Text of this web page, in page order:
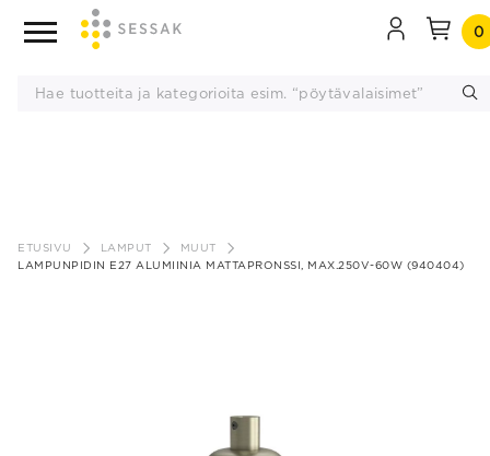
sisältöön
0
ETUSIVU LAMPUT
MUUT
LAMPUNPIDIN E27 ALUMIINIA MATTAPRONSSI, MAX.250V-60W (940404)